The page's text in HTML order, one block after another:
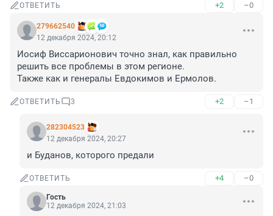
ОТВЕТИТЬ +2 –0
279662540
12 декабря 2024, 20:12
Иосиф Виссарионович точно знал, как правильно
решить все проблемы в этом регионе.
Также как и генералы Евдокимов и Ермолов.
ОТВЕТИТЬ 3 +2 –1
282304523
12 декабря 2024, 20:27
и Буданов, которого предали
ОТВЕТИТЬ +4 –0
Гость
12 декабря 2024, 21:03